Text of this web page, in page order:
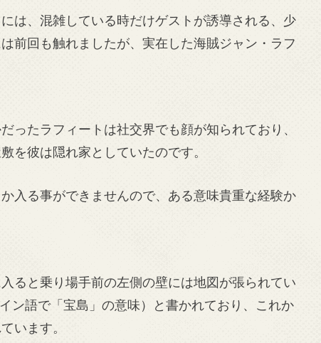
は、混雑している時だけゲストが誘導される、少
前回も触れましたが、実在した海賊ジャン・ラフ
ったラフィートは社交界でも顔が知られており、
を彼は隠れ家としていたのです。
入る事ができませんので、ある意味貴重な経験か
ると乗り場手前の左側の壁には地図が張られてい
ン語で「宝島」の意味）と書かれており、これか
います。